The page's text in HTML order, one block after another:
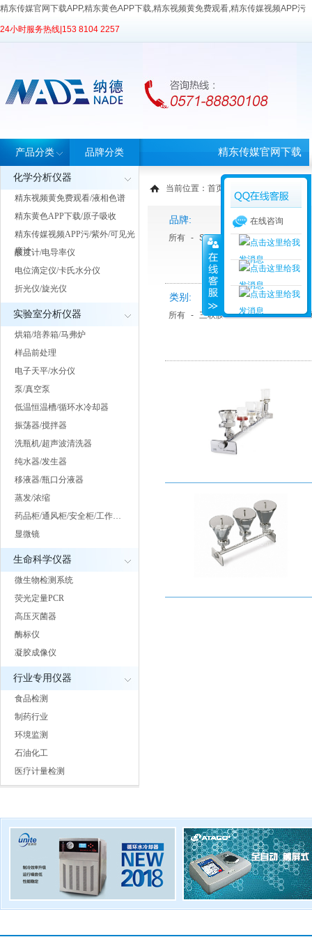
精东传媒官网下载APP,精东黄色APP下载,精东视频黄免费观看,精东传媒视频APP污
24小时服务热线| 153 8104 2257
产品分类
化学分析仪器
精东视频黄免费观看/液相色谱
精东黄色APP下载/原子吸收
精东传媒视频APP污/紫外/可见光
度计
酸度计/电导率仪
电位滴定仪/卡氏水分仪
折光仪/旋光仪
实验室分析仪器
烘箱/培养箱/马弗炉
样品前处理
电子天平/水分仪
泵/真空泵
低温恒温槽/循环水冷却器
振荡器/搅拌器
洗瓶机/超声波清洗器
纯水器/发生器
移液器/瓶口分液器
蒸发/浓缩
药品柜/通风柜/安全柜/工作…
显微镜
生命科学仪器
微生物检测系统
荧光定量PCR
高压灭菌器
酶标仪
凝胶成像仪
行业专用仪器
食品检测
制药行业
环境监测
石油化工
医疗计量检测
品牌分类 精东传媒官网下载
APP首页
当前位置： 首页
品牌:
所有 - Sartorius 赛多利斯
类别:
所有 - 三联膜过滤系统 - 全自动病
在线咨询